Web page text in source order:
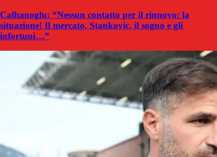
Calhanoglu: “Nessun contatto per il rinnovo: la
situazione! Il mercato, Stankovic, il sogno e gli
infortuni…”